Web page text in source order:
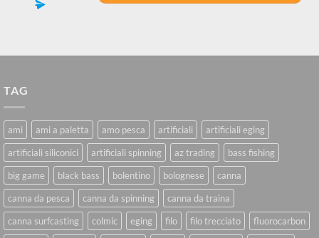
TAG
ami ami a paletta amo pesca artificiali
artificiali eging
artificiali siliconici
artificiali spinning az trading
bass fishing
big game
black bass bolentino bolognese
canna
canna da pesca
canna da spinning
canna da traina
canna surfcasting
colmic eging filo filo trecciato fluorocarbon